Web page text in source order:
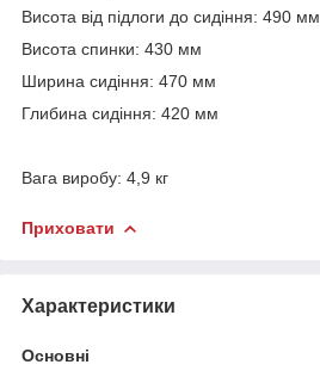
Висота від підлоги до сидіння: 490 мм
Висота спинки: 430 мм
Ширина сидіння: 470 мм
Глибина сидіння: 420 мм
Вага виробу: 4,9 кг
Приховати
Характеристики
Основні